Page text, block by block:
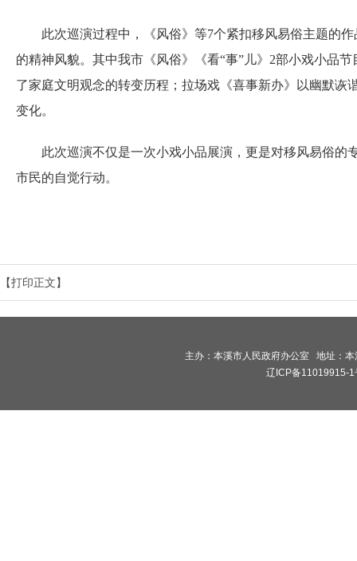
此次巡演过程中，《风俗》等7个紧扣移风易俗主题的作
的精神风貌。其中我市《风俗》《看“事”儿》2部小戏小品
了家庭文明观念的转变历程；拉场戏《喜事新办》以幽默
变化。
此次巡演不仅是一次小戏小品展演，更是对移风易俗的
市民的自觉行动。
【打印正文】
主办：本溪市人民政府办公室 地址：
辽ICP备11019915-1